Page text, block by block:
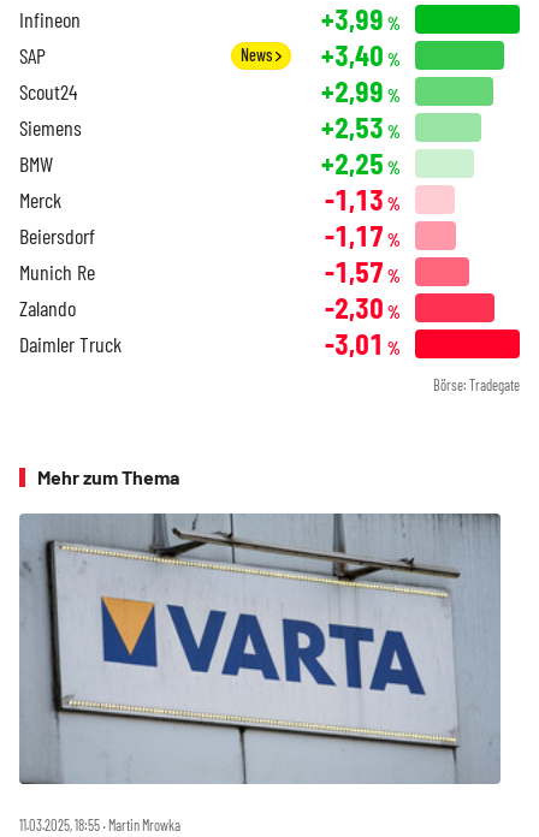
Infineon +3,99 %
SAP News +3,40 %
Scout24 +2,99 %
Siemens +2,53 %
BMW +2,25 %
Merck -1,13 %
Beiersdorf -1,17 %
Munich Re -1,57 %
Zalando -2,30 %
Daimler Truck -3,01 %
Börse: Tradegate
Mehr zum Thema
11.03.2025, 18:55 ‧ Martin Mrowka